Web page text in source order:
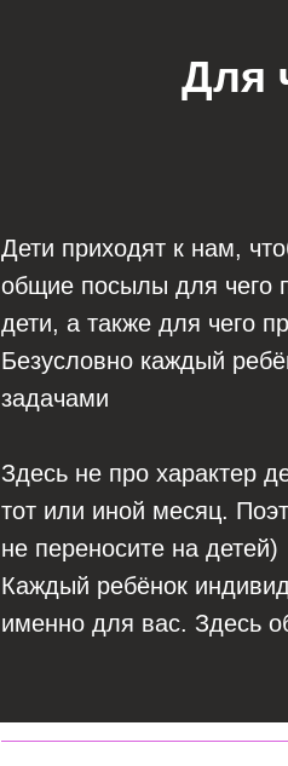
Для
Дети приходят к нам,
общие посылы для чего
дети, а также для чего
Безусловно каждый
задачами
Здесь не про характер
тот или иной месяц.
не переносите на детей)
Каждый ребёнок
именно для вас. Здесь